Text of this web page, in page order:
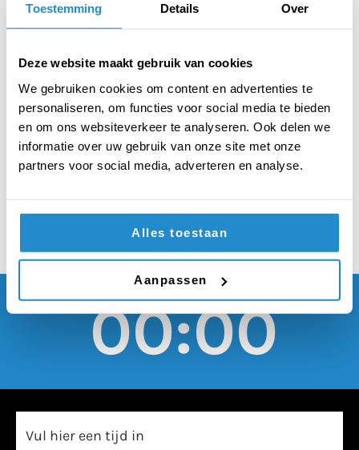
Toestemming Details Over
Deze website maakt gebruik van cookies
We gebruiken cookies om content en advertenties te
personaliseren, om functies voor social media te bieden
en om ons websiteverkeer te analyseren. Ook delen we
informatie over uw gebruik van onze site met onze
partners voor social media, adverteren en analyse.
Alles toestaan
Aanpassen
STELLING
Alle scholen in
Nederland moeten
worden beveiligd met
detectiepoortjes
00:00